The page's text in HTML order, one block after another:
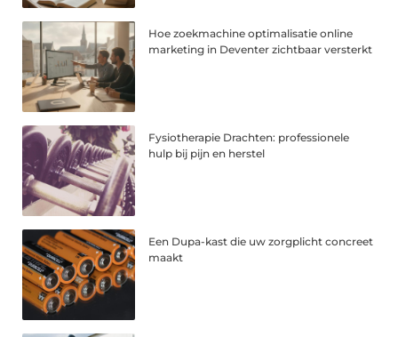
Hoe zoekmachine optimalisatie online
marketing in Deventer zichtbaar versterkt
Fysiotherapie Drachten: professionele
hulp bij pijn en herstel
Een Dupa-kast die uw zorgplicht concreet
maakt